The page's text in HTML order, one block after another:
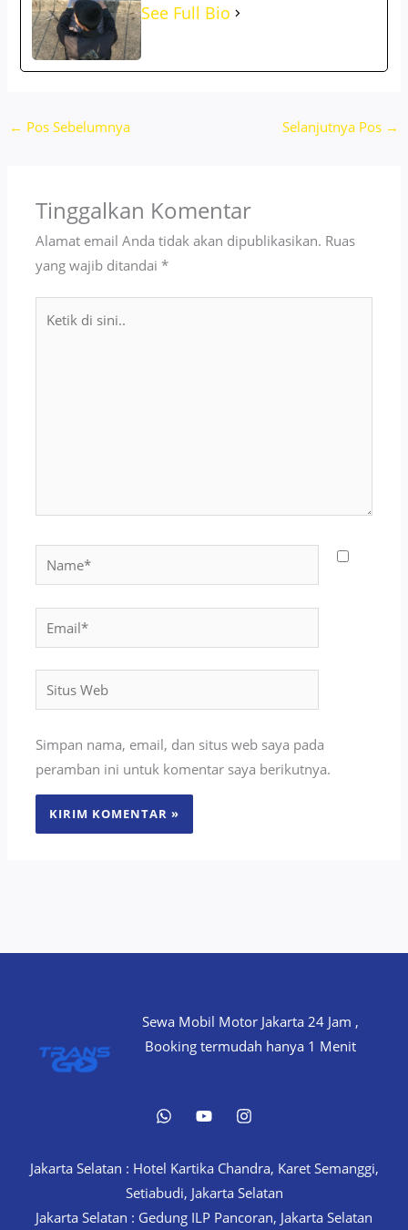
See Full Bio
← Pos Sebelumnya Selanjutnya Pos →
Tinggalkan Komentar
Alamat email Anda tidak akan dipublikasikan. Ruas
yang wajib ditandai*
Name*
Situs
Web
Simpan nama, email, dan situs web saya pada
peramban ini untuk komentar saya berikutnya.
Sewa Mobil Motor Jakarta 24 Jam ,
Booking termudah hanya 1 Menit
Jakarta Selatan : Hotel Kartika Chandra, Karet Semanggi,
Setiabudi, Jakarta Selatan
Jakarta Selatan : Gedung ILP Pancoran, Jakarta Selatan